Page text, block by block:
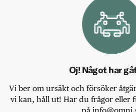
Oj! Något har
Vi ber om ursäkt och försöker
vi kan, håll ut! Har du frågor eller